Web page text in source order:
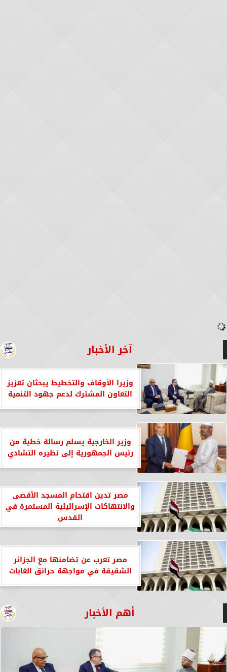
آخر الأخبار
وزيرا الأوقاف والتخطيط يبحثان تعزيز
التعاون المشترك لدعم جهود التنمية
وزير الخارجية يسلم رسالة خطية من
رئيس الجمهورية إلى نظيره التشادي
مصر تدين اقتحام المسجد الأقصى
والانتهاكات الإسرائيلية المستمرة في
القدس
مصر تعرب عن تضامنها مع الجزائر
الشقيقة في مواجهة حرائق الغابات
أهم الأخبار